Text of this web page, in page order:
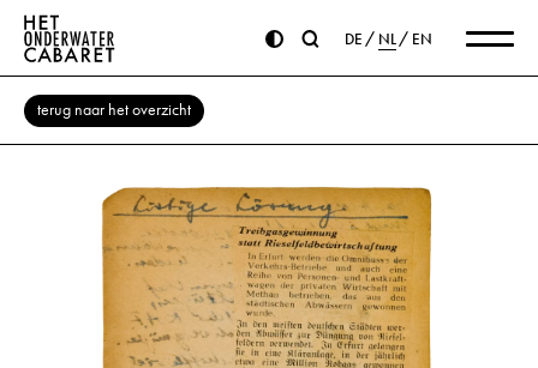
DE NL EN
terug naar het overzicht